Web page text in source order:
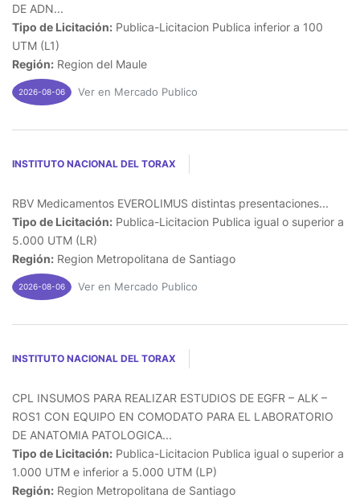
DE ADN...
Tipo de Licitación: Publica-Licitacion Publica inferior a 100
UTM (L1)
Región: Region del Maule
2026-08-06 Ver en Mercado Publico
INSTITUTO NACIONAL DEL TORAX
RBV Medicamentos EVEROLIMUS distintas presentaciones...
Tipo de Licitación: Publica-Licitacion Publica igual o superior a
5.000 UTM (LR)
Región: Region Metropolitana de Santiago
2026-08-06 Ver en Mercado Publico
INSTITUTO NACIONAL DEL TORAX
CPL INSUMOS PARA REALIZAR ESTUDIOS DE EGFR – ALK –
ROS1 CON EQUIPO EN COMODATO PARA EL LABORATORIO
DE ANATOMIA PATOLOGICA...
Tipo de Licitación: Publica-Licitacion Publica igual o superior a
1.000 UTM e inferior a 5.000 UTM (LP)
Región: Region Metropolitana de Santiago